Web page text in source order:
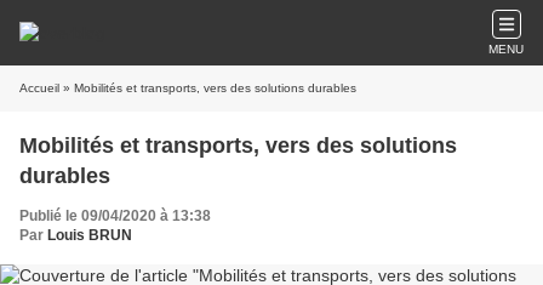
MENU
Accueil » Mobilités et transports, vers des solutions durables
Mobilités et transports, vers des solutions
durables
Publié le 09/04/2020 à 13:38
Par Louis BRUN